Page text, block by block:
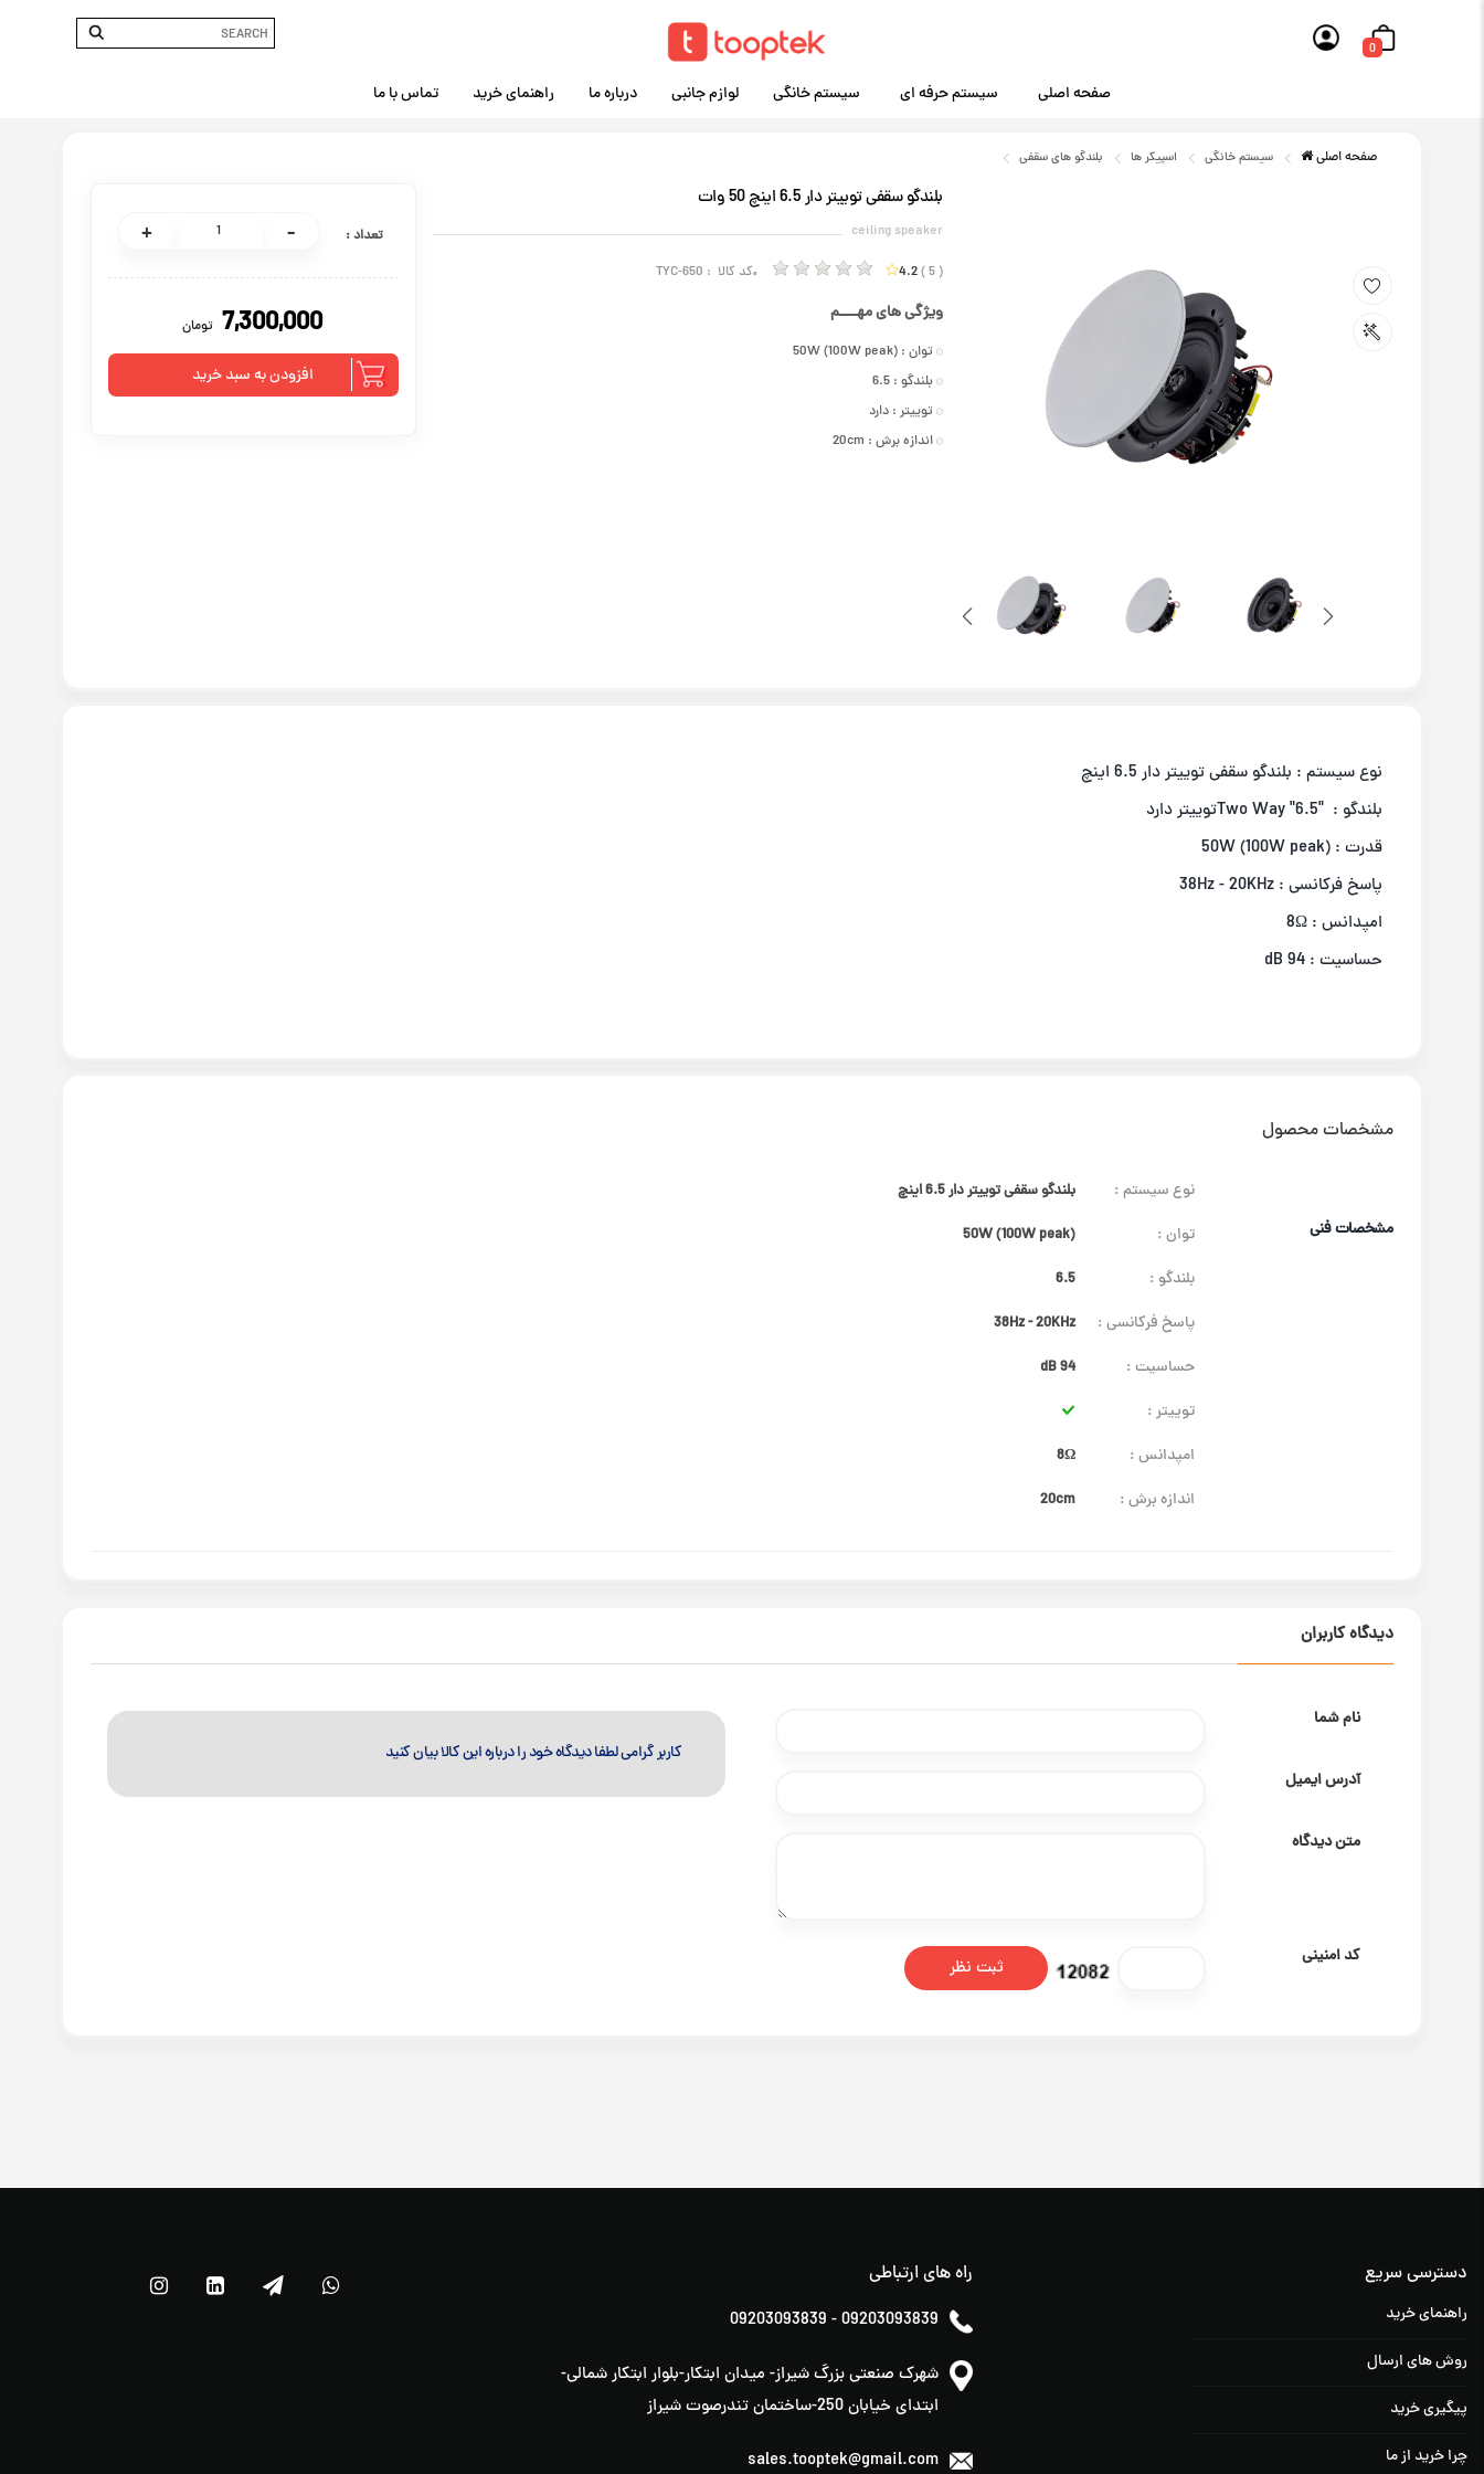
0
صفحه اصلی سیستم حرفه ای سیستم خانگی لوازم جانبی درباره ما راهنمای خرید تماس با ما
صفحه اصلی سیستم خانگی اسپیکر ها بلندگو های سقفی
بلندگو سقفی توییتر دار 6.5 اینچ 50 وات
ceiling speaker
4.2( 5 ) کد کالا : TYC-650
ویژگی های مهــــم
توان :50W (100W peak)
بلندگو :6.5
توییتر :دارد
اندازه برش : 20cm
تعداد :
7,300,000 تومان
افزودن به سبد خرید
نوع سیستم : بلندگو سقفی توییتر دار 6.5 اینچ
بلندگو : "6.5" Two Wayتوییتر دارد
قدرت : 50W (100W peak)
پاسخ فرکانسی : 38Hz - 20KHz
امپدانس : 8Ω
حساسیت : 94 dB
مشخصات محصول
مشخصات فنی
نوع سیستم : بلندگو سقفی توییتر دار 6.5 اینچ
توان : 50W (100W peak)
بلندگو : 6.5
پاسخ فرکانسی : 38Hz - 20KHz
حساسیت : 94 dB
توییتر :
امپدانس :
8Ω
اندازه برش : 20cm
دیدگاه کاربران
نام شما
آدرس ایمیل
متن دیدگاه
کد امنینی
کاربر گرامی لطفا دیدگاه خود را درباره این کالا بیان کنید
دسترسی سریع
راهنمای خرید
روش های ارسال
پیگیری خرید
چرا خرید از ما
راه های ارتباطی
09203093839 -09203093839
شهرک صنعتی بزرگ شیراز- میدان ابتکار-بلوار ابتکار شمالی-
ابتدای خیابان 250-ساختمان تندرصوت شیراز
sales.tooptek@gmail.com